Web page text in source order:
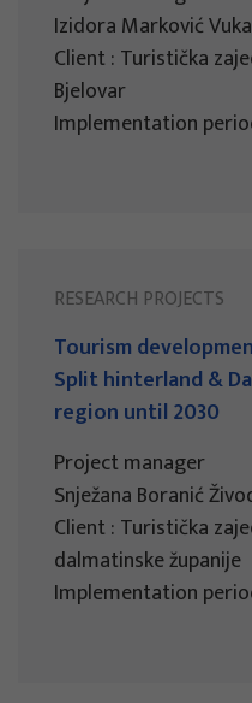
Izidora Marković
Client : Turistička
Bjelovar
Implementation
RESEARCH PROJECTS
Tourism
Split hinterland &
region until 2030
Project manager
Snježana Boranić
Client : Turistička
dalmatinske županije
Implementation